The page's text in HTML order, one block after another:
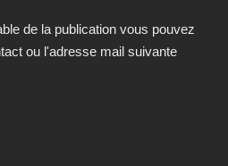
de la publication vous pouvez
ou l'adresse mail suivante